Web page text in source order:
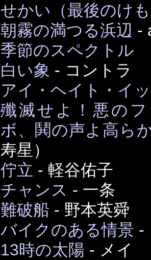
せかい（最後のけ
朝霧の満つる浜辺 -
季節のスペクトル
白い象 - コントラ
アイ・ヘイト・イ
殲滅せよ！悪の
ボ、鬨の声よ高ら
寿星）
佇立 - 軽谷佑子
チャンス - 一条
難破船 - 野本英舜
バイクのある情景 -
13時の太陽 - メイ